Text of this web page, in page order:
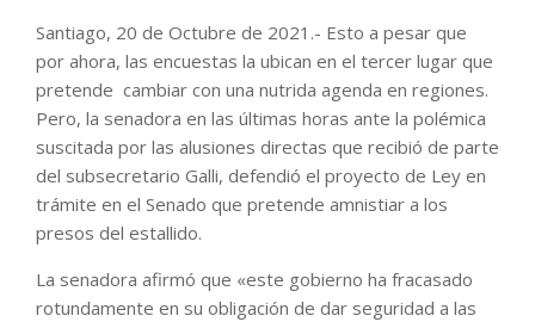
Santiago, 20 de Octubre de 2021.- Esto a pesar que
por ahora, las encuestas la ubican en el tercer lugar que
pretende cambiar con una nutrida agenda en regiones.
Pero, la senadora en las últimas horas ante la polémica
suscitada por las alusiones directas que recibió de parte
del subsecretario Galli, defendió el proyecto de Ley en
trámite en el Senado que pretende amnistiar a los
presos del estallido.
La senadora afirmó que «este gobierno ha fracasado
rotundamente en su obligación de dar seguridad a las